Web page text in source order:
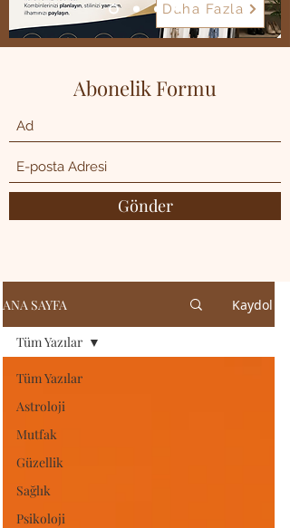
Daha Fazla
Abonelik Formu
Gönder
ANA SAYFA Kaydol
Tüm Yazılar
Astroloji
Mutfak
Güzellik
Sağlık
Psikoloji
Tüm Yazılar